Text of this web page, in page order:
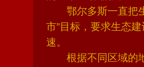
鄂尔多斯一直把生
市”目标，要求生态
速。
根据不同区域的地